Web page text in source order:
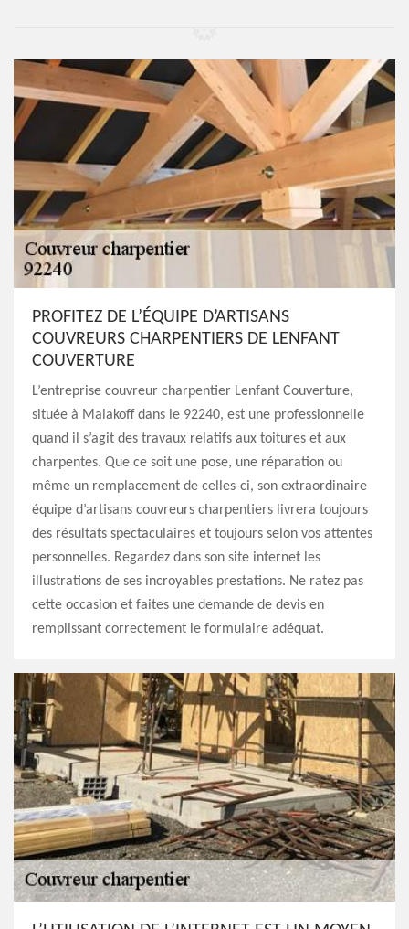
PROFITEZ DE L’ÉQUIPE D’ARTISANS
COUVREURS CHARPENTIERS DE LENFANT
COUVERTURE
L’entreprise couvreur charpentier Lenfant Couverture,
située à Malakoff dans le 92240, est une professionnelle
quand il s’agit des travaux relatifs aux toitures et aux
charpentes. Que ce soit une pose, une réparation ou
même un remplacement de celles-ci, son extraordinaire
équipe d’artisans couvreurs charpentiers livrera toujours
des résultats spectaculaires et toujours selon vos attentes
personnelles. Regardez dans son site internet les
illustrations de ses incroyables prestations. Ne ratez pas
cette occasion et faites une demande de devis en
remplissant correctement le formulaire adéquat.